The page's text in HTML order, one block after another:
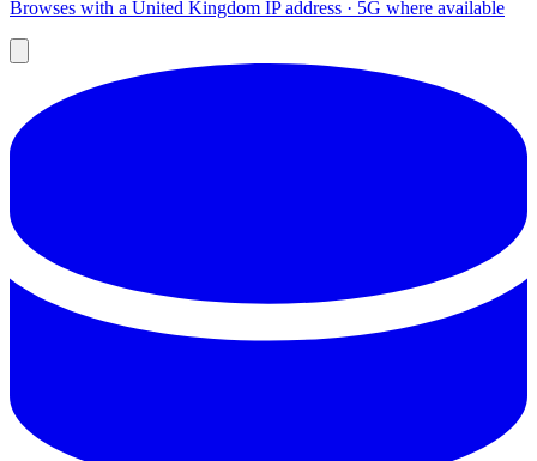
Browses with a United Kingdom IP address · 5G where available